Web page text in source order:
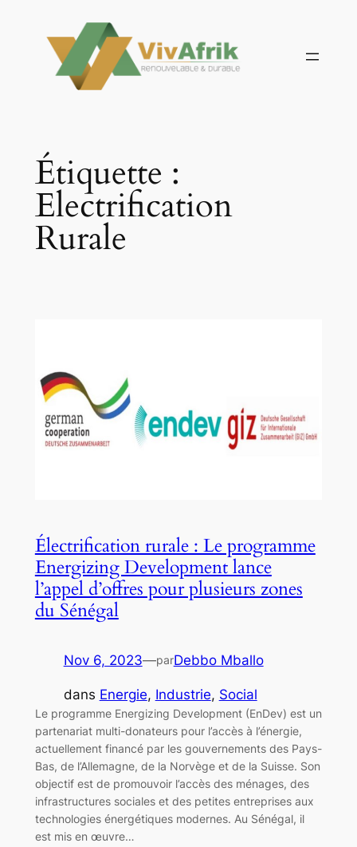
contenu
Étiquette :
Electrification
Rurale
Électrification rurale : Le programme
Energizing Development lance
l’appel d’offres pour plusieurs zones
du Sénégal
Nov 6, 2023—parDebbo Mballo
dans Energie, Industrie, Social
Le programme Energizing Development (EnDev) est un
partenariat multi-donateurs pour l’accès à l’énergie,
actuellement financé par les gouvernements des Pays-
Bas, de l’Allemagne, de la Norvège et de la Suisse. Son
objectif est de promouvoir l’accès des ménages, des
infrastructures sociales et des petites entreprises aux
technologies énergétiques modernes. Au Sénégal, il
est mis en œuvre…